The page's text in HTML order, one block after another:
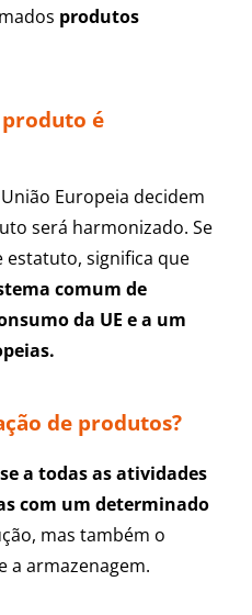
produtos
é
Europeia decidem
será harmonizado. Se
significa que
comum de
da UE e a um
de produtos?
a todas as atividades
com um determinado
mas também o
a armazenagem.